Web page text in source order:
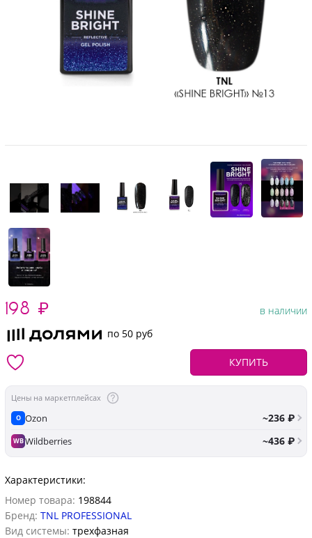
198 ₽
в наличии
по 50 руб
КУПИТЬ
Цены на маркетплейсах
O Ozon ~236 ₽
WBWildberries ~436 ₽
Характеристики:
Номер товара: 198844
Бренд: TNL PROFESSIONAL
Вид системы: трехфазная